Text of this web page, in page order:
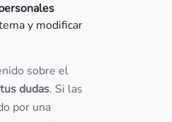
y modificar
sobre el
dudas. Si las
por una